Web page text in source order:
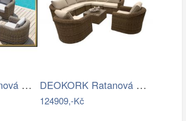
DEOKORK Ratanová modulová sestava… DEOKORK Ratanová modulová sestava…
124909,-Kč